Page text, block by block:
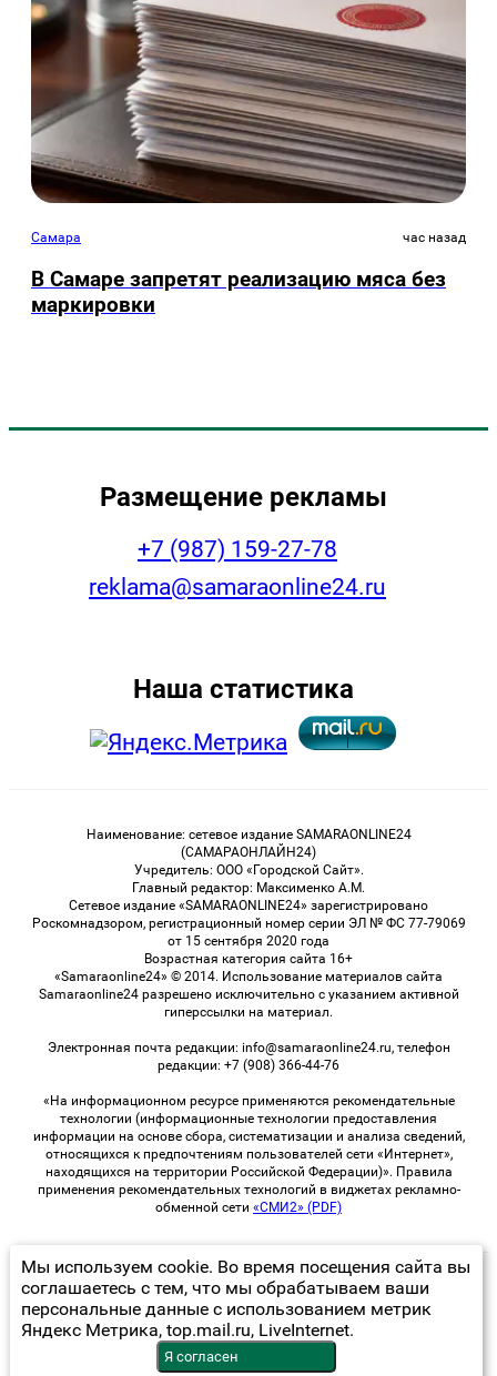
Самара час назад
В Самаре запретят реализацию мяса без
маркировки
Размещение рекламы
+7 (987) 159-27-78
reklama@samaraonline24.ru
Наша статистика
Наименование: сетевое издание SAMARAONLINE24
(САМАРАОНЛАЙН24)
Учредитель: ООО «Городской Сайт».
Главный редактор: Максименко А.М.
Сетевое издание «SAMARAONLINE24» зарегистрировано
Роскомнадзором, регистрационный номер серии ЭЛ № ФС 77-79069
от 15 сентября 2020 года
Возрастная категория сайта 16+
«Samaraonline24» © 2014. Использование материалов сайта
Samaraonline24 разрешено исключительно с указанием активной
гиперссылки на материал.
Электронная почта редакции: info@samaraonline24.ru, телефон
редакции: +7 (908) 366-44-76
«На информационном ресурсе применяются рекомендательные
технологии (информационные технологии предоставления
информации на основе сбора, систематизации и анализа сведений,
относящихся к предпочтениям пользователей сети «Интернет»,
находящихся на территории Российской Федерации)». Правила
применения рекомендательных технологий в виджетах рекламно-
обменной сети «СМИ2» (PDF)
© 2026 «samaraOnline24» | Все права защищены
Возрастная категория сайта 16+
Политика конфиденциальности
Мы используем cookie. Во время посещения сайта вы
соглашаетесь с тем, что мы обрабатываем ваши
персональные данные с использованием метрик
Яндекс Метрика, top.mail.ru, LiveInternet.
Я согласен